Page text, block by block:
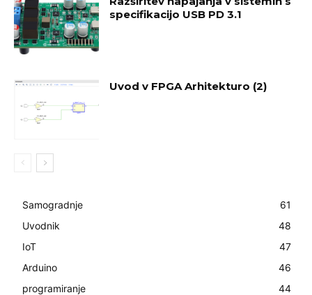
specifikacijo USB PD 3.1
Uvod v FPGA Arhitekturo (2)
Samogradnje
61
Uvodnik
48
IoT
47
Arduino
46
programiranje
44